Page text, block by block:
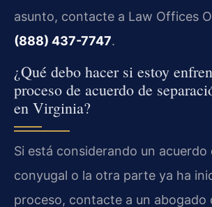
asunto, contacte a Law Offices
(888) 437-7747.
¿Qué debo hacer si estoy
proceso de acuerdo de
en Virginia?
Si está considerando un acuerdo
conyugal o la otra parte ya ha
proceso, contacte a un abogado